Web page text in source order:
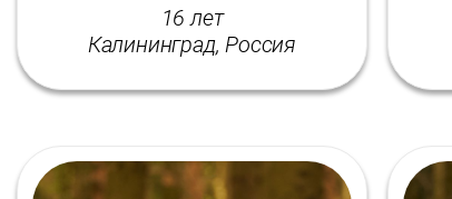
16 лет
Калининград, Россия